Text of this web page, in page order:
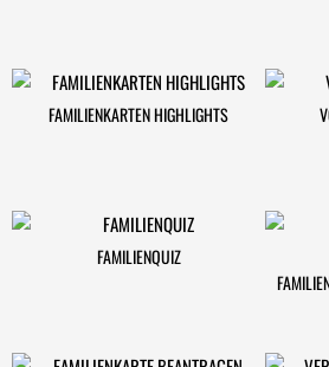
FAMILIENKARTEN HIGHLIGHTS
FAMILIENQUIZ